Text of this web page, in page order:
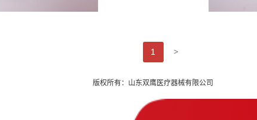
1 >
版权所有：山东双鹰医疗器械有限公司